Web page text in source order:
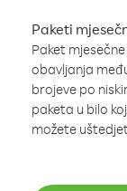
Paketi
Paket
obavljanja
brojeve po
paketa u bilo
možete